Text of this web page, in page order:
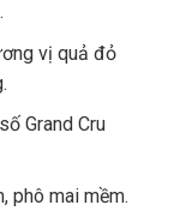
vị quả đỏ
Grand Cru
phô mai mềm.